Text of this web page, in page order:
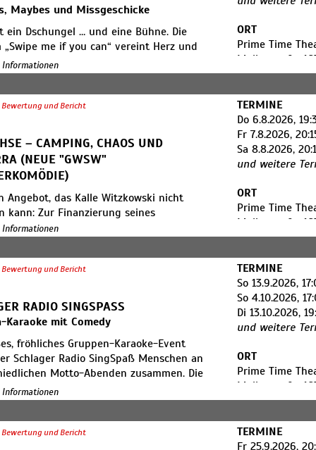
Maybes und Missgeschicke
ein Dschungel … und eine Bühne. Die
„Swipe me if you can“ vereint Herz und
Berliner Großstadt-Puls und -Chaos.
begleitet Theater-
Job zu landen und gleichzeitig die
zu finden. Matches, Maybes und
„Fleabag“ feiern.
ORT
Prime Time
​Müllerstraße
D-13353 Berlin
Bewertung und Bericht
– CAMPING, CHAOS UND
(NEUE "GWSW"
Angebot, das Kalle Witzkowski nicht
kann: Zur Finanzierung seines
Urlaubs mit Perle Margot und
ein paar harmlos wirkende Kisten gen
Für wen und warum genau,
mangels Sprachkenntnissen zwar nicht
es ist ihm aber auch ziemlich latte
vorfreudig bricht der Vokuhila-
samt Anhang auf. Neben der Famiglia
noch eine österreichische
mit an Bord. Sie hat Kalle das
Kulturaustauschprogramm
vermittelt und möchte dafür
am Innsbrucker Wegesrand abgesetzt
TERMINE
Do 6.8.2026,
Fr 7.8.2026,
Sa 8.8.2026,
und weitere
ORT
Prime Time
​Müllerstraße
D-13353 Berlin
Bewertung und Bericht
RADIO SINGSPASS
Karaoke mit Comedy
fröhliches Gruppen-Karaoke-Event
Schlager Radio SingSpaß Menschen an
Motto-Abenden zusammen. Die
reicht von ABBA über NDW bis zu
im Dezember.
werden auf die große Leinwand
die das Theater sonst für seine Video-
TERMINE
So 13.9.2026,
So 4.10.2026,
Di 13.10.2026,
und weitere
ORT
Prime Time
​Müllerstraße
D-13353 Berlin
Bewertung und Bericht
TERMINE
Fr 25.9.2026,